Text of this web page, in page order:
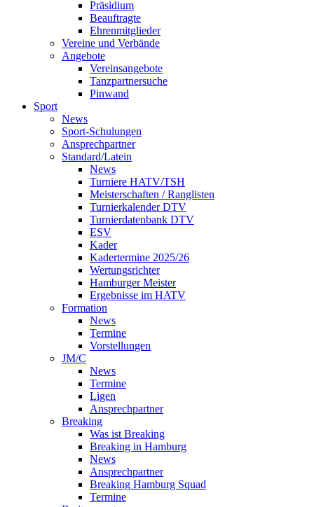
Präsidium
Beauftragte
Ehrenmitglieder
Vereine und Verbände
Angebote
Vereinsangebote
Tanzpartnersuche
Pinwand
Sport
News
Sport-Schulungen
Ansprechpartner
Standard/Latein
News
Turniere HATV/TSH
Meisterschaften / Ranglisten
Turnierkalender DTV
Turnierdatenbank DTV
ESV
Kader
Kadertermine 2025/26
Wertungsrichter
Hamburger Meister
Ergebnisse im HATV
Formation
News
Termine
Vorstellungen
JM/C
News
Termine
Ligen
Ansprechpartner
Breaking
Was ist Breaking
Breaking in Hamburg
News
Ansprechpartner
Breaking Hamburg Squad
Termine